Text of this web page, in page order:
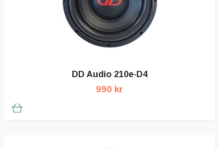
DD Audio 210e-D4
990 kr